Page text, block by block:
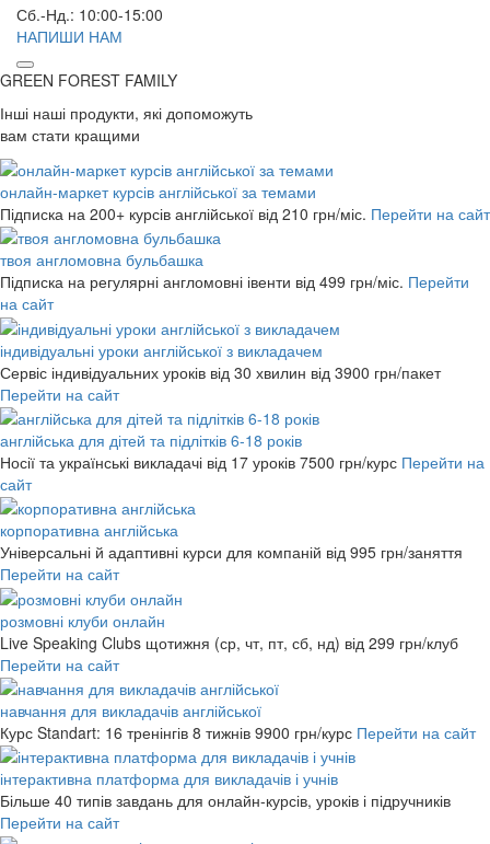
Сб.-Нд.: 10:00-15:00
НАПИШИ НАМ
GREEN FOREST FAMILY
Інші наші продукти, які допоможуть
вам стати кращими
онлайн-маркет курсів англійської за темами
Підписка на 200+ курсів англійської від 210 грн/міс. Перейти на сайт
твоя англомовна бульбашка
Підписка на регулярні англомовні івенти від 499 грн/міс. Перейти
на сайт
індивідуальні уроки англійської з викладачем
Сервіс індивідуальних уроків від 30 хвилин від 3900 грн/пакет
Перейти на сайт
англійська для дітей та підлітків 6-18 років
Носії та українські викладачі від 17 уроків 7500 грн/курс Перейти на
сайт
корпоративна англійська
Універсальні й адаптивні курси для компаній від 995 грн/заняття
Перейти на сайт
розмовні клуби онлайн
Live Speaking Clubs щотижня (ср, чт, пт, сб, нд) від 299 грн/клуб
Перейти на сайт
навчання для викладачів англійської
Курс Standart: 16 тренінгів 8 тижнів 9900 грн/курс Перейти на сайт
інтерактивна платформа для викладачів і учнів
Більше 40 типів завдань для онлайн-курсів, уроків і підручників
Перейти на сайт